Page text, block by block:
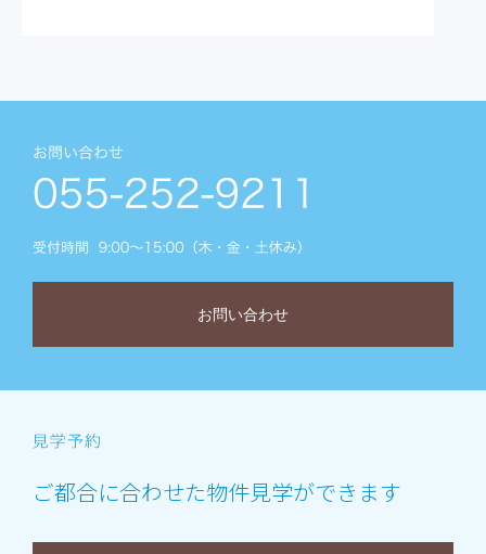
お問い合わせ
ご都合に合わせた物件見学ができます